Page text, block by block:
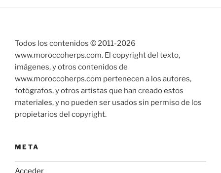
Todos los contenidos © 2011-2026
www.moroccoherps.com. El copyright del texto,
imágenes, y otros contenidos de
www.moroccoherps.com pertenecen a los autores,
fotógrafos, y otros artistas que han creado estos
materiales, y no pueden ser usados sin permiso de los
propietarios del copyright.
META
Acceder